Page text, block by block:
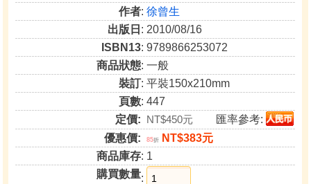
作者:徐曾生
出版日 : 2010/08/16
ISBN13: 9789866253072
商品狀態: 一般
裝訂: 平裝150x210mm
頁數: 447
定價: NT$450元
匯率參考:
優惠價:
85折
NT$383元
商品庫存: 1
購買數量: